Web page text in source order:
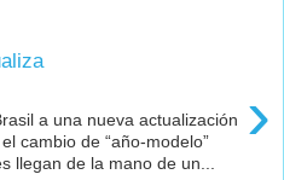
›
a una nueva actualización
cambio de “año-modelo”
llegan de la mano de un...